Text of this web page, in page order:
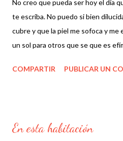
No creo que pueda ser hoy el día
te escriba. No puedo si bien
cubre y que la piel me sofoca y
un sol para otros que se que es
tengo tiempo de buscar las
de pino dispersos en el monte, las
COMPARTIR PUBLICAR UN
En esta habitación